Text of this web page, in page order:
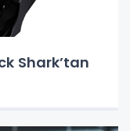
Shark’tan